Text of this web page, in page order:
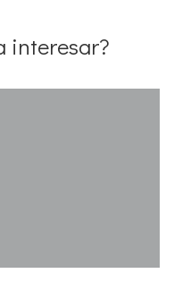
interesar?